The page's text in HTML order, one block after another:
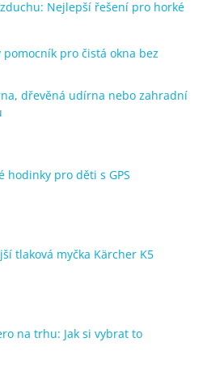
Nejlepší řešení pro horké
pomocník pro čistá okna bez
dřevěná udírna nebo zahradní
hodinky pro děti s GPS
tlaková myčka Kärcher K5
na trhu: Jak si vybrat to